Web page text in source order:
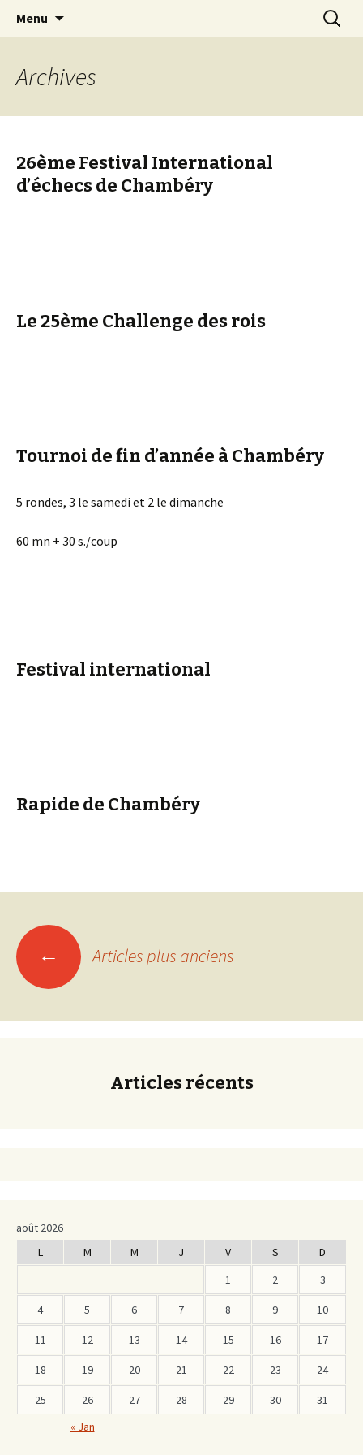
Club d échecs de l
agglomération
chambérienne
Les échecs pour tous
Menu
Archives
26ème Festival International
d’échecs de Chambéry
Le 25ème Challenge des rois
Tournoi de fin d’année à Chambéry
5 rondes, 3 le samedi et 2 le dimanche
60 mn + 30 s./coup
Festival international
Rapide de Chambéry
Navigation
des
← Articles plus anciens
Articles récents
août 2026
L
M M J V S
D
1
2 3
4 5 6 7 8 9 10
11 12 13 14 15 16 17
18 19 20 21 22 23 24
25 26 27 28 29 30
31
« Jan